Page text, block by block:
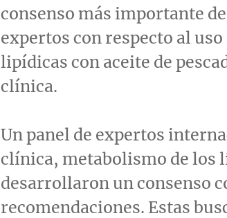
consenso más importante
expertos con respecto al
lipídicas con aceite de
clínica.
Un panel de expertos
clínica, metabolismo de los
desarrollaron un consenso
recomendaciones. Estas